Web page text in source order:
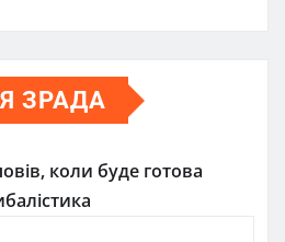
ЗРАДА
коли буде готова